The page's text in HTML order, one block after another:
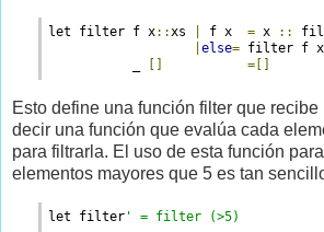
let filter f x::xs f x = x ::
else= filter f
=
Esto define una función filter que
decir una función que evalúa cada
para filtrarla. El uso de esta función
elementos mayores que 5 es tan
let filter ' = filter (>5)